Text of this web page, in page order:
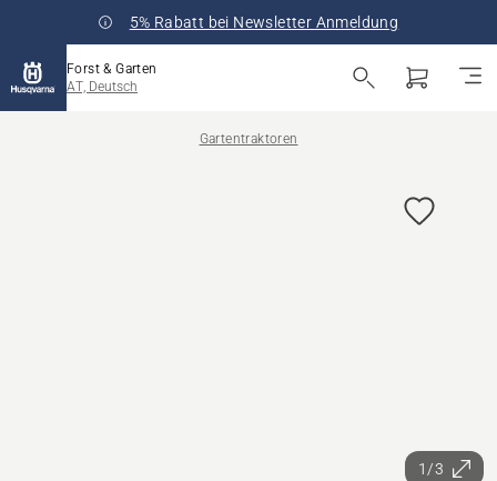
5% Rabatt bei Newsletter Anmeldung
Forst & Garten
AT, Deutsch
Gartentraktoren
1/3